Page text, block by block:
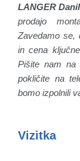
LANGER
prodajo
Zavedamo se,
in cena
Pišite nam na
pokličite na
bomo izpolnili
Vizitka